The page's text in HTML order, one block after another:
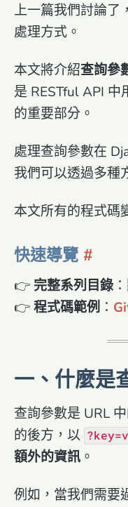
上一篇我們討論了
處理方式。
本文將介紹查詢參
是 RESTful API 中
的重要部分。
處理查詢參數在
我們可以透過多種
本文所有的程式碼
快速導覽
👉 完整系列目錄 ：
👉程式碼範例 ：
一、什麼是
查詢參數是 URL
的後方，以
額外的資訊 。
例如，當我們需要